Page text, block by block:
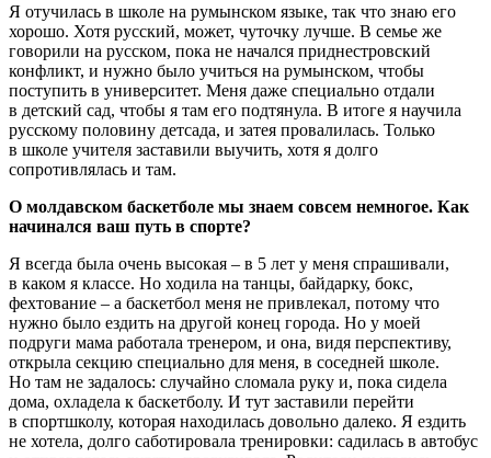
Я отучилась в школе на румынском языке, так что знаю его
хорошо. Хотя русский, может, чуточку лучше. В семье же
говорили на русском, пока не начался приднестровский
конфликт, и нужно было учиться на румынском, чтобы
поступить в университет. Меня даже специально отдали
в детский сад, чтобы я там его подтянула. В итоге я научила
русскому половину детсада, и затея провалилась. Только
в школе учителя заставили выучить, хотя я долго
сопротивлялась и там.
О молдавском баскетболе мы знаем совсем немногое. Как
начинался ваш путь в спорте?
Я всегда была очень высокая – в 5 лет у меня спрашивали,
в каком я классе. Но ходила на танцы, байдарку, бокс,
фехтование – а баскетбол меня не привлекал, потому что
нужно было ездить на другой конец города. Но у моей
подруги мама работала тренером, и она, видя перспективу,
открыла секцию специально для меня, в соседней школе.
Но там не задалось: случайно сломала руку и, пока сидела
дома, охладела к баскетболу. И тут заставили перейти
в спортшколу, которая находилась довольно далеко. Я ездить
не хотела, долго саботировала тренировки: садилась в автобус